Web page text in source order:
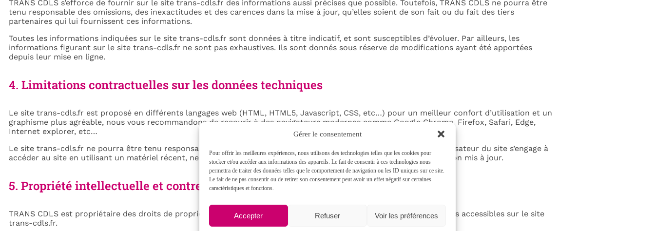
Gérer le consentement
Pour offrir les meilleures expériences, nous utilisons des technologies telles que les cookies pour
stocker et/ou accéder aux informations des appareils. Le fait de consentir à ces technologies nous
permettra de traiter des données telles que le comportement de navigation ou les ID uniques sur ce site.
Le fait de ne pas consentir ou de retirer son consentement peut avoir un effet négatif sur certaines
caractéristiques et fonctions.
Accepter Refuser Voir les préférences
TRANS CDLS s’efforce de fournir sur le site trans-cdls.fr des informations aussi précises que possible. Toutefois, TRANS CDLS ne pourra être
tenu responsable des omissions, des inexactitudes et des carences dans la mise à jour, qu’elles soient de son fait ou du fait des tiers
partenaires qui lui fournissent ces informations.
Toutes les informations indiquées sur le site trans-cdls.fr sont données à titre indicatif, et sont susceptibles d’évoluer. Par ailleurs, les
informations figurant sur le site trans-cdls.fr ne sont pas exhaustives. Ils sont donnés sous réserve de modifications ayant été apportées
depuis leur mise en ligne.
4. Limitations contractuelles sur les données techniques
Le site trans-cdls.fr est proposé en différents langages web (HTML, HTML5, Javascript, CSS, etc…) pour un meilleur confort d’utilisation et un
graphisme plus agréable, nous vous recommandons de recourir à des navigateurs modernes comme Google Chrome, Firefox, Safari, Edge,
Internet explorer, etc…
Le site trans-cdls.fr ne pourra être tenu responsable de dommages matériels liés à l’utilisation du site. De plus, l’utilisateur du site s’engage à
accéder au site en utilisant un matériel récent, ne contenant pas de virus et avec un navigateur de dernière génération mis à jour.
5. Propriété intellectuelle et contrefaçons
TRANS CDLS est propriétaire des droits de propriété intellectuelle ou détient les droits d’usage sur tous les éléments accessibles sur le site
trans-cdls.fr.